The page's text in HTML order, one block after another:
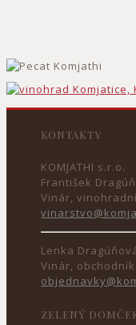
KONTAKTY
KOMJATHI s.r.o.
František Dragúň
Vinár,
Lenka
Vinár, obchodník
ZELENÝ